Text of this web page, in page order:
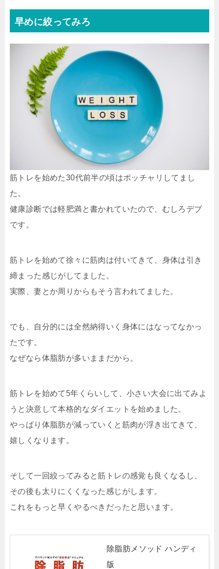
早めに絞ってみろ
筋トレを始めた30代前半の頃はポッチャリしてまし
た。
健康診断では軽肥満と書かれていたので、むしろデブ
です。
筋トレを始めて徐々に筋肉は付いてきて、身体は引き
締まった感じがしてました。
実際、妻とか周りからもそう言われてました。
でも、自分的には全然納得いく身体にはなってなかっ
たです。
なぜなら体脂肪が多いままだから。
筋トレを始めて5年くらいして、小さい大会に出てみよ
うと決意して本格的なダイエットを始めました。
やっぱり体脂肪が減っていくと筋肉が浮き出てきて、
嬉しくなります。
そして一回絞ってみると筋トレの感覚も良くなるし、
その後も太りにくくなった感じがします。
これをもっと早くやるべきだったと思います。
除脂肪メソッド ハンディ
版